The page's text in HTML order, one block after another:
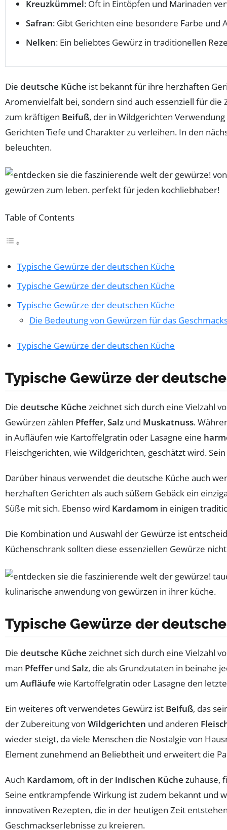
Kreuzkümmel: Oft in Eintöpfen und Marinaden
Safran: Gibt Gerichten eine besondere Farbe und
Nelken: Ein beliebtes Gewürz in traditionellen
Die deutsche Küche ist bekannt für ihre herzhaften
Aromenvielfalt bei, sondern sind auch essenziell für
zum kräftigen Beifuß, der in Wildgerichten
Gerichten Tiefe und Charakter zu verleihen. In den
beleuchten.
Table of Contents
Typische Gewürze der deutschen Küche
Typische Gewürze der deutschen Küche
Typische Gewürze der deutschen Küche
Die Bedeutung von Gewürzen für das
Typische Gewürze der deutschen Küche
Typische Gewürze der
Die deutsche Küche zeichnet sich durch eine Vielzahl
Gewürzen zählen Pfeffer, Salz und Muskatnuss.
in Aufläufen wie Kartoffelgratin oder Lasagne eine
Fleischgerichten, wie Wildgerichten, geschätzt wird.
Darüber hinaus verwendet die deutsche Küche auch
herzhaften Gerichten als auch süßem Gebäck ein
Süße mit sich. Ebenso wird Kardamom in einigen
Die Kombination und Auswahl der Gewürze ist
Küchenschrank sollten diese essenziellen Gewürze
Typische Gewürze der
Die deutsche Küche zeichnet sich durch eine Vielzahl
man Pfeffer und Salz, die als Grundzutaten in beinahe
um Aufläufe wie Kartoffelgratin oder Lasagne den
Ein weiteres oft verwendetes Gewürz ist Beifuß, das
der Zubereitung von Wildgerichten und anderen
wieder steigt, da viele Menschen die Nostalgie von
Element zunehmend an Beliebtheit und erweitert die
Auch Kardamom, oft in der indischen Küche zuhause,
Seine entkrampfende Wirkung ist zudem bekannt und
innovativen Rezepten, die in der heutigen Zeit
Geschmackserlebnisse zu kreieren.